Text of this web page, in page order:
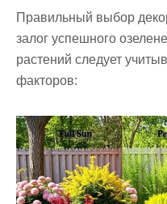
Правильный выбор
залог успешного
растений следует
факторов: